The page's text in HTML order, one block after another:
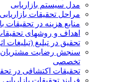
مدل سیستم بازاریابی
مراحل تحقیقات بازاریابی
منابع هزینه در تحقیقات
اهداف و روشهای تحقیقات
تحقیق در تبلیغ (تبلیغات
سنجش رضایت مشتریان
تخصصی
تحقیقات اکتشافی در
فرایند تحقیقات بازاریابی